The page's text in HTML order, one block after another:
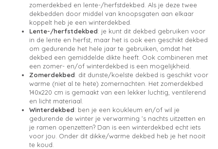
zomerdekbed en lente-/herfstdekbed. Als je deze twee
dekbedden door middel van knoopsgaten aan elkaar
koppelt heb je een winterdekbed.
Lente-/herfstdekbed: je kunt dit dekbed gebruiken voor
in de lente en herfst, maar het is ook een geschikt dekbed
om gedurende het hele jaar te gebruiken, omdat het
dekbed een gemiddelde dikte heeft. Ook combineren met
een zomer- en/of winterdekbed is een mogelijkheid.
Zomerdekbed: dit dunste/koelste dekbed is geschikt voor
warme (niet al te hete) zomernachten. Het zomerdekbed
140x220 cm is gemaakt van een lekker luchtig, ventilerend
en licht materiaal.
Winterdekbed: ben je een koukleum en/of wil je
gedurende de winter je verwarming ’s nachts uitzetten en
je ramen openzetten? Dan is een winterdekbed echt iets
voor jou. Onder dit dikke/warme dekbed heb je het nooit
te koud.